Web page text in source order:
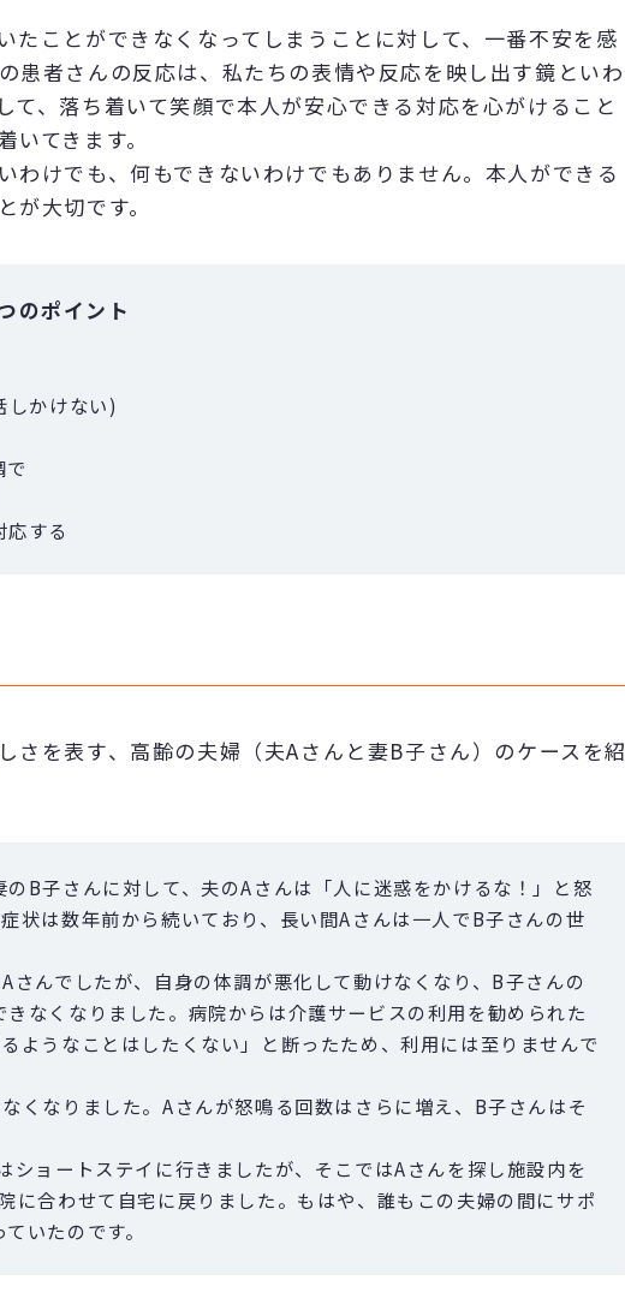
たことができなくなってしまうことに対して、一番不安を感
患者さんの反応は、私たちの表情や反応を映し出す鏡といわ
て、落ち着いて笑顔で本人が安心できる対応を心がけること
てきます。
わけでも、何もできないわけでもありません。本人ができる
大切です。
のポイント
かけない)
する
さを表す、高齢の夫婦（夫Aさんと妻B子さん）のケースを紹
B子さんに対して、夫のAさんは「人に迷惑をかけるな！」と怒
状は数年前から続いており、長い間Aさんは一人でB子さんの世
さんでしたが、自身の体調が悪化して動けなくなり、B子さんの
なくなりました。病院からは介護サービスの利用を勧められた
ようなことはしたくない」と断ったため、利用には至りませんで
くなりました。Aさんが怒鳴る回数はさらに増え、B子さんはそ
ショートステイに行きましたが、そこではAさんを探し施設内を
に合わせて自宅に戻りました。もはや、誰もこの夫婦の間にサポ
いたのです。